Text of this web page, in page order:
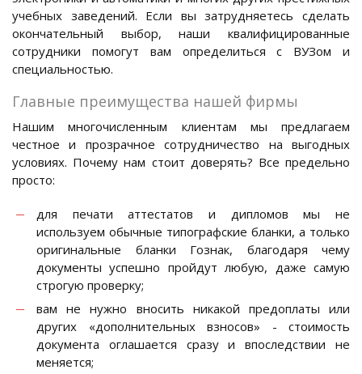
учебных заведений. Если вы затрудняетесь сделать
окончательный выбор, наши квалифицированные
сотрудники помогут вам определиться с ВУЗом и
специальностью.
Главные преимущества нашей фирмы
Нашим многочисленным клиентам мы предлагаем
честное и прозрачное сотрудничество на выгодных
условиях. Почему нам стоит доверять? Все предельно
просто:
для печати аттестатов и дипломов мы не
используем обычные типографские бланки, а только
оригинальные бланки Гознак, благодаря чему
документы успешно пройдут любую, даже самую
строгую проверку;
вам не нужно вносить никакой предоплаты или
других «дополнительных взносов» - стоимость
документа оглашается сразу и впоследствии не
меняется;